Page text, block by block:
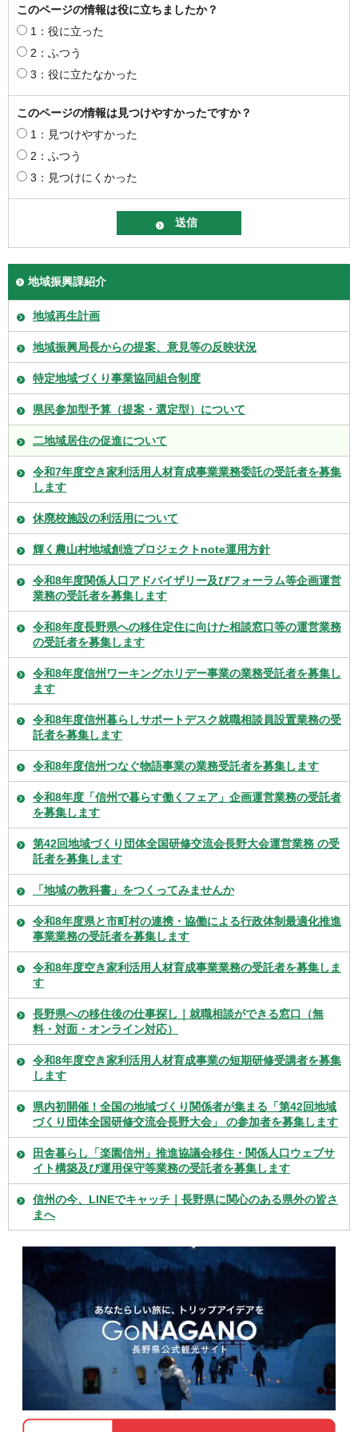
このページの情報は役に立ちましたか？
1：役に立った
2：ふつう
3：役に立たなかった
このページの情報は見つけやすかったですか？
1：見つけやすかった
2：ふつう
3：見つけにくかった
地域振興課紹介
地域再生計画
地域振興局長からの提案、意見等の反映状況
特定地域づくり事業協同組合制度
県民参加型予算（提案・選定型）について
二地域居住の促進について
令和7年度空き家利活用人材育成事業業務委託の受託者を募集
します
休廃校施設の利活用について
輝く農山村地域創造プロジェクトnote運用方針
令和8年度関係人口アドバイザリー及びフォーラム等企画運営
業務の受託者を募集します
令和8年度長野県への移住定住に向けた相談窓口等の運営業務
の受託者を募集します
令和8年度信州ワーキングホリデー事業の業務受託者を募集し
ます
令和8年度信州暮らしサポートデスク就職相談員設置業務の受
託者を募集します
令和8年度信州つなぐ物語事業の業務受託者を募集します
令和8年度「信州で暮らす働くフェア」企画運営業務の受託者
を募集します
第42回地域づくり団体全国研修交流会長野大会運営業務 の受
託者を募集します
「地域の教科書」をつくってみませんか
令和8年度県と市町村の連携・協働による行政体制最適化推進
事業業務の受託者を募集します
令和8年度空き家利活用人材育成事業業務の受託者を募集しま
す
長野県への移住後の仕事探し｜就職相談ができる窓口（無
料・対面・オンライン対応）
令和8年度空き家利活用人材育成事業の短期研修受講者を募集
します
県内初開催！全国の地域づくり関係者が集まる「第42回地域
づくり団体全国研修交流会長野大会」 の参加者を募集します
田舎暮らし「楽園信州」推進協議会移住・関係人口ウェブサ
イト構築及び運用保守等業務の受託者を募集します
信州の今、LINEでキャッチ｜長野県に関心のある県外の皆さ
まへ